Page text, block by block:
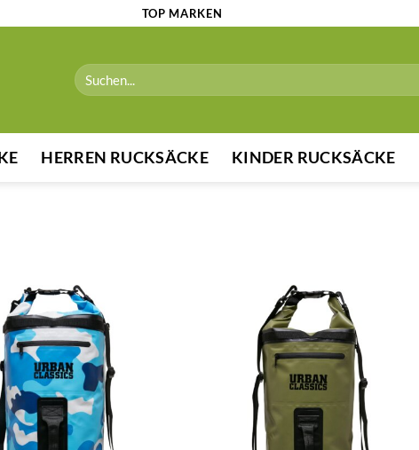
TOP MARKEN
Suchen
nach:
HERREN RUCKSÄCKE KINDER RUCKSÄCKE